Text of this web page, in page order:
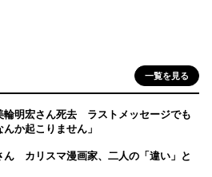
一覧を見る
輪明宏さん死去 ラストメッセージでも
か起こりません」
ん カリスマ漫画家、二人の「違い」と